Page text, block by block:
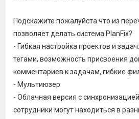
Подскажите пожалуйста что из
позволяет делать система PlanFix?
- Гибкая настройка проектов и
тегами, возможность присвоения
комментариев к задачам, гибкие
- Мультиюзер
- Облачная версия с
сотрудники могут находиться в